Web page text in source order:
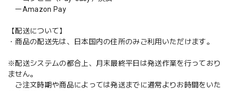
ーAmazon Pay
【配送について】
・商品の配送先は、日本国内の住所のみご利用いただけます。
※配送システムの都合上、月末最終平日は発送作業を行っており
ません。
ご注文時期や商品によっては発送までに通常よりお時間をいた